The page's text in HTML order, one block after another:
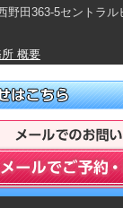
田363-5セントラル
概要